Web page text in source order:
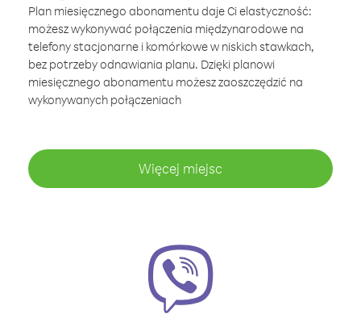
Plan miesięcznego abonamentu daje Ci elastyczność:
możesz wykonywać połączenia międzynarodowe na
telefony stacjonarne i komórkowe w niskich stawkach,
bez potrzeby odnawiania planu. Dzięki planowi
miesięcznego abonamentu możesz zaoszczędzić na
wykonywanych połączeniach
Więcej miejsc